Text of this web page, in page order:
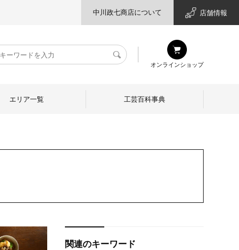
中川政七商店について 店舗情報
検
オンラインショップ
エリア一覧 工芸百科事典
関連のキーワード